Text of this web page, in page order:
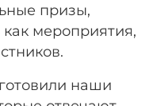
призы,
мероприятия,
.
наши